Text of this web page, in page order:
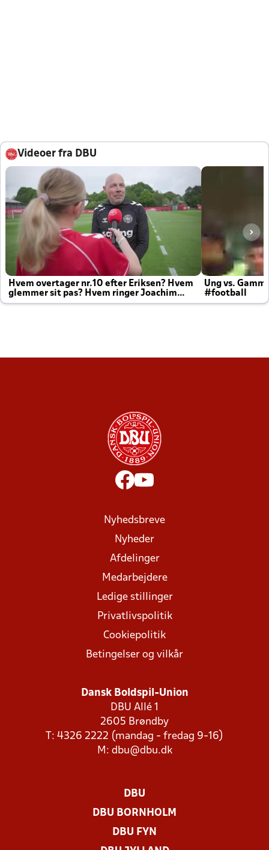
Videoer fra DBU
Hvem overtager nr.10 efter Eriksen? Hvem
glemmer sit pas? Hvem ringer Joachim
altid til efter kampe?
Ung vs.
#football
Nyhedsbreve
Nyheder
Afdelinger
Medarbejdere
Ledige stillinger
Privatlivspolitik
Cookiepolitik
Betingelser og vilkår
Dansk Boldspil-Union
DBU Allé 1
2605 Brøndby
T: 4326 2222 (mandag - fredag 9-16)
M: dbu@dbu.dk
DBU
DBU BORNHOLM
DBU FYN